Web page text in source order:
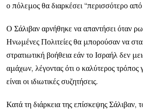
ο πόλεμος θα διαρκέσει “περισσότερο
Ο Σάλιβαν αρνήθηκε να απαντήσει όταν
Ηνωμένες Πολιτείες θα μπορούσαν να
στρατιωτική βοήθεια εάν το Ισραήλ δεν
αμάχων, λέγοντας ότι ο καλύτερος τρόπος
είναι οι ιδιωτικές συζητήσεις.
Κατά τη διάρκεια της επίσκεψης Σάλιβαν,